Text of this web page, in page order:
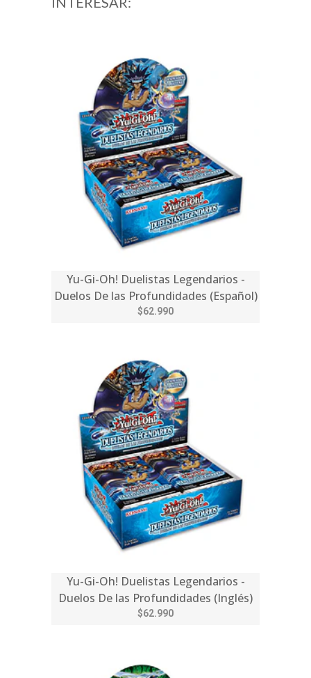
Yu-Gi-Oh! Duelistas Legendarios -
Duelos De las Profundidades (Español)
$62.990
Yu-Gi-Oh! Duelistas Legendarios -
Duelos De las Profundidades (Inglés)
$62.990